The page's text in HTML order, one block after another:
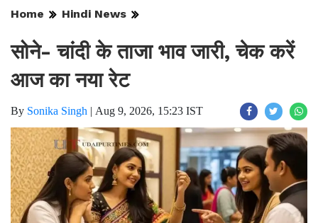
Home Hindi News
सोने- चांदी के ताजा भाव जारी, चेक करें
आज का नया रेट
By Sonika Singh | Aug 9, 2026, 15:23 IST